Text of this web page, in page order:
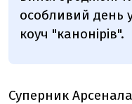
особливий день
коуч "канонірів".
Суперник